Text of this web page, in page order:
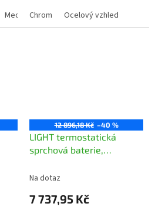
Medově broušené zlato Medové zlato
průtoku ECOSTOP pro úsporu
vody a udržení konstantní...
Chrom Ocelový vzhled
12 896,18 Kč –40 %
LIGHT termostatická
sprchová baterie,
Na dotaz
7 737,95 Kč